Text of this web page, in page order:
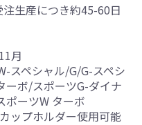
生産につき約45-60日
月
スペシャル/G/G-スペシ
ーボ/スポーツG-ダイナ
ポーツW ターボ
ップホルダー使用可能